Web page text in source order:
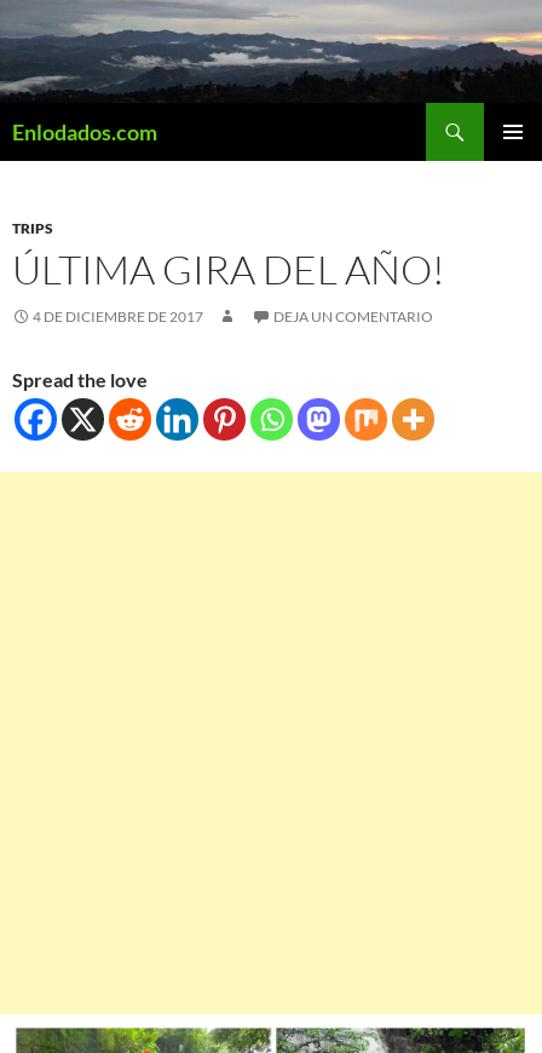
al
contenido
Enlodados.com
TRIPS
ÚLTIMA GIRA DEL AÑO!
4 DE DICIEMBRE DE 2017 DEJA UN COMENTARIO
Spread the love